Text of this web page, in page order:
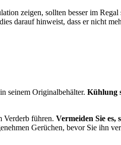
zeigen, sollten besser im
darauf hinweist, dass er nicht
seinem Originalbehälter. Kühlung
Verderb führen. Vermeiden Sie es,
Gerüchen, bevor Sie ihn